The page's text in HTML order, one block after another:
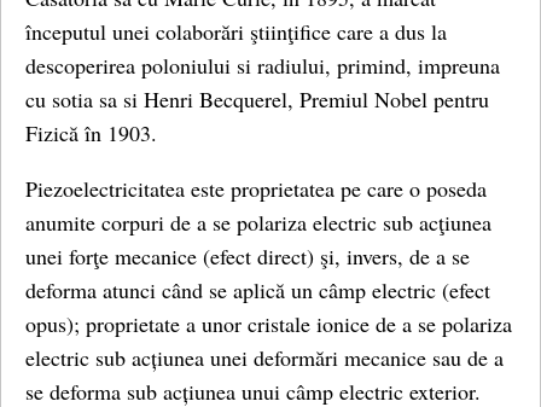
începutul unei colaborări ştiinţifice care a dus la
descoperirea poloniului si radiului, primind, impreuna
cu sotia sa si Henri Becquerel, Premiul Nobel pentru
Fizică în 1903.
Piezoelectricitatea este proprietatea pe care o poseda
anumite corpuri de a se polariza electric sub acţiunea
unei forţe mecanice (efect direct) şi, invers, de a se
deforma atunci când se aplică un câmp electric (efect
opus); proprietate a unor cristale ionice de a se polariza
electric sub acțiunea unei deformări mecanice sau de a
se deforma sub acțiunea unui câmp electric exterior.